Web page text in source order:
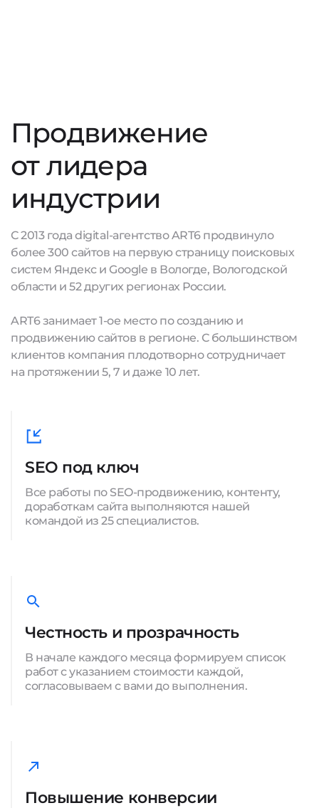
Продвижение
от лидера
индустрии
С 2013 года digital-агентство ART6 продвинуло
более 300 сайтов на первую страницу поисковых
систем Яндекс и Google в Вологде, Вологодской
области и 52 других регионах России.
ART6 занимает 1-ое место по созданию и
продвижению сайтов в регионе. С большинством
клиентов компания плодотворно сотрудничает
на протяжении 5, 7 и даже 10 лет.
SEO под ключ
Все работы по SEO-продвижению, контенту,
доработкам сайта выполняются нашей
командой из 25 специалистов.
Честность и прозрачность
В начале каждого месяца формируем список
работ с указанием стоимости каждой,
согласовываем с вами до выполнения.
Повышение конверсии